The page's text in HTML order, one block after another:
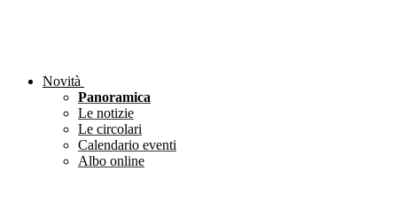
Novità
Panoramica
Le notizie
Le circolari
Calendario eventi
Albo online